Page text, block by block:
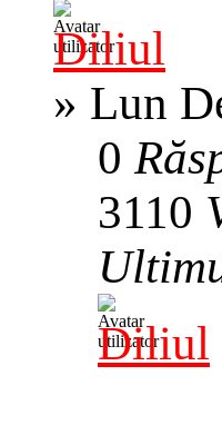
Diliul
» Lun
0
3110
Diliul